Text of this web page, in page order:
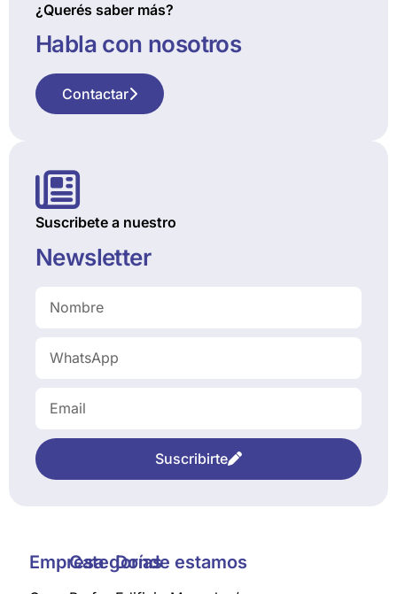
¿Querés saber más?
Habla con nosotros
Contactar
Suscribete a nuestro
Newsletter
Suscribirte
EmpresaCategoríasDonde estamos